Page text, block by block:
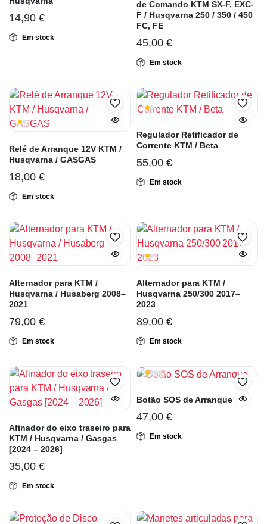
14,90 €
Em stock
de Comando KTM SX-F, EXC-
F / Husqvarna 250 / 350 / 450
FC, FE
45,00 €
Em stock
Relé de Arranque 12V KTM /
Husqvarna / GASGAS
18,00 €
Em stock
Regulador Retificador de
Corrente KTM / Beta
55,00 €
Em stock
Alternador para KTM /
Husqvarna / Husaberg 2008–
2021
79,00 €
Em stock
Alternador para KTM /
Husqvarna 250/300 2017–
2023
89,00 €
Em stock
Afinador do eixo traseiro para
KTM / Husqvarna / Gasgas
[2024 – 2026]
35,00 €
Em stock
Botão SOS de Arranque
47,00 €
Em stock